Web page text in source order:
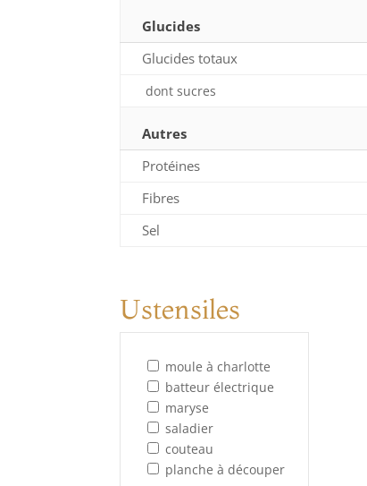
Glucides
Glucides totaux
dont sucres
Autres
Protéines
Fibres
Sel
Ustensiles
moule à charlotte
batteur électrique
maryse
saladier
couteau
planche à découper